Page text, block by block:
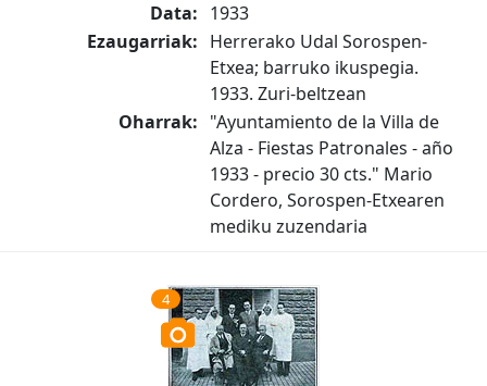
Data: 1933
Ezaugarriak: Herrerako Udal Sorospen-
Etxea; barruko ikuspegia.
1933. Zuri-beltzean
Oharrak: "Ayuntamiento de la Villa de
Alza - Fiestas Patronales - año
1933 - precio 30 cts." Mario
Cordero, Sorospen-Etxearen
mediku zuzendaria
4